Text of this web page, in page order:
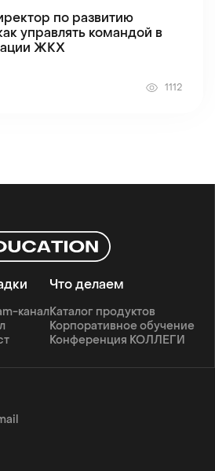
по развитию
управлять командой в
ЖКХ
1112
Что делаем
Каталог продуктов
Корпоративное обучение
Конференция КОЛЛЕГИ
канал